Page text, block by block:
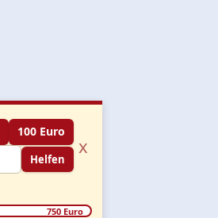
100 Euro
Helfen
x
750 Euro